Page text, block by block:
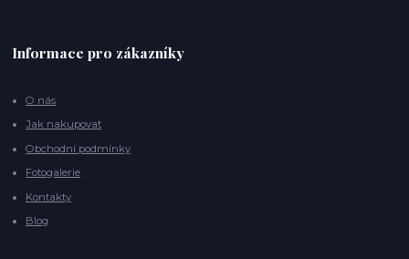
Informace pro zákazníky
O nás
Jak nakupovat
Obchodní podmínky
Fotogalerie
Kontakty
Blog